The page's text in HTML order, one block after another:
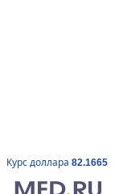
Курс доллара 82.1665